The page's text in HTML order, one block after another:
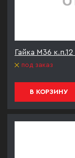
Гайка М36
под заказ
В КОРЗИНУ